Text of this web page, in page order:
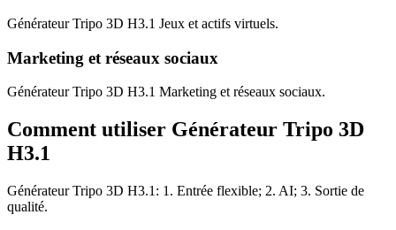
Générateur Tripo 3D H3.1 Jeux et actifs virtuels.
Marketing et réseaux sociaux
Générateur Tripo 3D H3.1 Marketing et réseaux sociaux.
Comment utiliser Générateur Tripo 3D
H3.1
Générateur Tripo 3D H3.1: 1. Entrée flexible; 2. AI; 3. Sortie de
qualité.